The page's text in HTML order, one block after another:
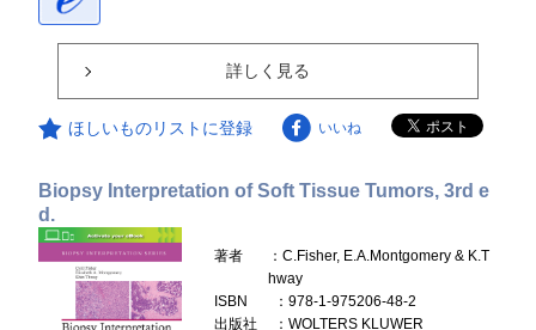
詳しく見る
ほしいものリストに登録 いいね
Biopsy Interpretation of Soft Tissue Tumors, 3rd e
d.
著者
：C.Fisher, E.A.Montgomery & K.T
hway
ISBN
：978-1-975206-48-2
出版社
：WOLTERS KLUWER